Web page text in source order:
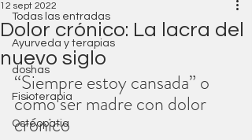
Todas las entradas
Ayurveda y terapias
doshas
Fisioterapia
Osteopatia
Dolor crónico: La lacra del
nuevo siglo
12 sept 2022
“Siempre estoy cansada” o
cómo ser madre con dolor
crónico